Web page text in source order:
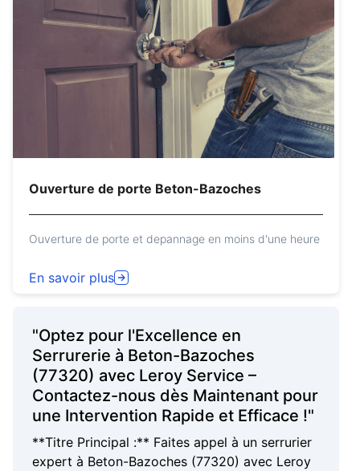
Ouverture de porte Beton-Bazoches
Ouverture de porte et depannage en moins d'une heure
En savoir plus
"Optez pour l'Excellence en
Serrurerie à Beton-Bazoches
(77320) avec Leroy Service –
Contactez-nous dès Maintenant pour
une Intervention Rapide et Efficace !"
**Titre Principal :** Faites appel à un serrurier
expert à Beton-Bazoches (77320) avec Leroy